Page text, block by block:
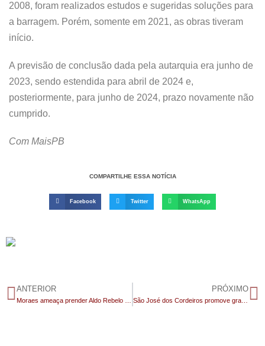
2008, foram realizados estudos e sugeridas soluções para
a barragem. Porém, somente em 2021, as obras tiveram
início.
A previsão de conclusão dada pela autarquia era junho de
2023, sendo estendida para abril de 2024 e,
posteriormente, para junho de 2024, prazo novamente não
cumprido.
Com MaisPB
COMPARTILHE ESSA NOTÍCIA
Facebook Twitter WhatsApp
ANTERIOR PRÓXIMO